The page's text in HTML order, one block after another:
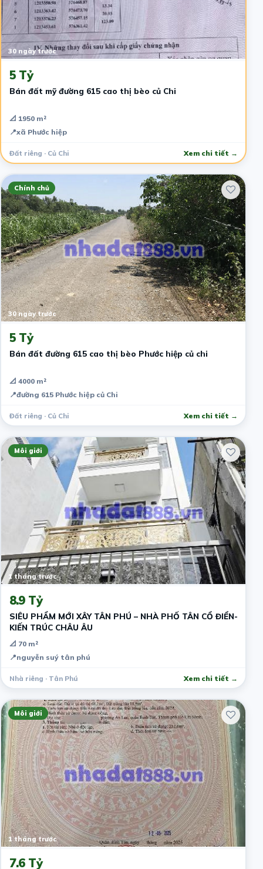
30 ngày trước
5 Tỷ
Bán đất mỹ đường 615 cao thị bèo củ Chi
📐 1950 m²
📍xã Phước hiệp
Đất riêng · Củ Chi Xem chi tiết →
Chính chủ
30 ngày trước
5 Tỷ
Bán đất đường 615 cao thị bèo Phước hiệp củ chi
📐 4000 m²
📍đường 615 Phước hiệp củ Chi
Đất riêng · Củ Chi Xem chi tiết →
Môi giới
1 tháng trước
8.9 Tỷ
SIÊU PHẨM MỚI XÂY TÂN PHÚ – NHÀ PHỐ TÂN CỔ ĐIỂN-
KIẾN TRÚC CHÂU ÂU
📐 70 m²
📍nguyễn suý tân phú
Nhà riêng · Tân Phú Xem chi tiết →
Môi giới
1 tháng trước
7.6 Tỷ